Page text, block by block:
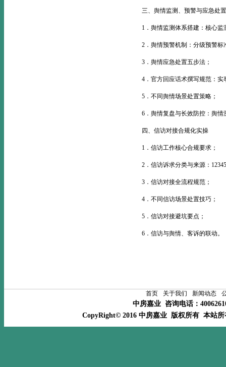
三、舆情监测、预警与应急处置
1．舆情监测体系搭建：核心
2．舆情预警机制：分级预警
3．舆情应急处置五步法；
4．官方回应话术撰写规范：
5．不同舆情场景处置策略；
6．舆情复盘与长效防控：舆
四、信访对接合规化实操
1．信访工作核心合规要求；
2．信访诉求分类与来源：
3．信访对接全流程规范；
4．不同信访场景处置技巧；
5．信访对接避坑要点；
6．信访与舆情、客诉的联动。
首页 关于我们 新闻动态
中房嘉业 咨询电话：
CopyRight© 2016 中房嘉业 版权所有 本站